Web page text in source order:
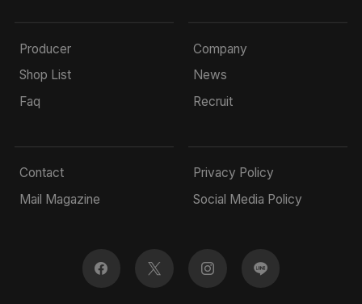
Producer
Shop List
Faq
Company
News
Recruit
Contact
Mail Magazine
Privacy Policy
Social Media Policy